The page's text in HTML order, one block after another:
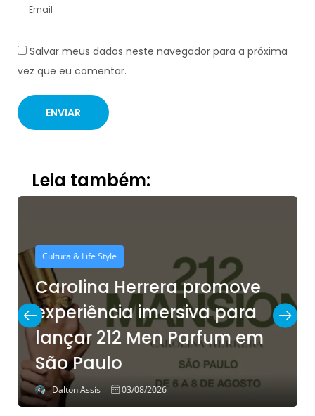
Salvar meus dados neste navegador para a próxima
vez que eu comentar.
Leia também:
Cultura & Life Style
Carolina Herrera promove
experiência imersiva para
lançar 212 Men Parfum em
São Paulo
Dalton Assis 03/08/2026